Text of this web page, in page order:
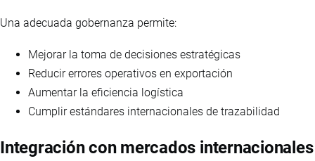
Una adecuada gobernanza permite:
Mejorar la toma de decisiones estratégicas
Reducir errores operativos en exportación
Aumentar la eficiencia logística
Cumplir estándares internacionales de trazabilidad
Integración con mercados internacionales